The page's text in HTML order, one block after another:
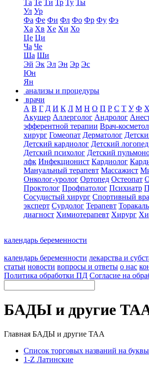
Та Те Ти Тр Ту Ты
Ул Ур
Фа Фе Фи Фл Фо Фр Фу Фэ
Ха Хв Хе Хи Хо
Це Ци
Ча Че
Ша Ши
Эй Эк Эл Эн Эр Эс
Юн
Ян
анализы и процедуры
врачи
А В Г Д И К Л М Н О П Р С Т У Ф Х
Акушер Аллерголог Андролог
эфферентной терапии Врач-
хирург Гомеопат Дерматолог
Детский кардиолог Детский логопед
Детский психолог Детский
лфк Инфекционист Кардиолог
Мануальный терапевт Массажист
Онколог-уролог Ортопед Остеопат
Проктолог Профпатолог Психиатр
Сосудистый хирург Спортивный
эксперт Сурдолог Терапевт
диагност Химиотерапевт Хирург
календарь беременности
календарь беременности лекарства и
статьи новости вопросы и ответы о нас
Политика обработки ПД Согласие на
БАДЫ и другие
Главная БАДЫ и другие ТАА
Список торговых названий на
1-Z Латинские